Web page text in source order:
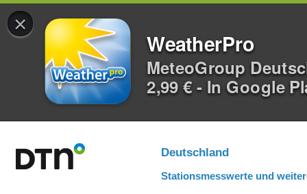
×
WeatherPro
MeteoGroup
2,99 € - In Google
Deutschland
Stationsmesswerte und